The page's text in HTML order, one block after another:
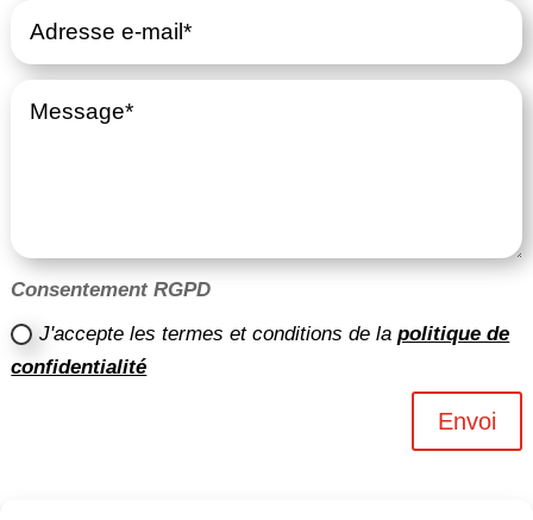
Consentement RGPD
J'accepte les termes et conditions de lapolitique de
confidentialité
Envoi